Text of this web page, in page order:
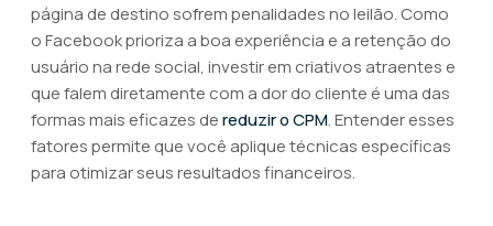
página de destino sofrem penalidades no leilão. Como
o Facebook prioriza a boa experiência e a retenção do
usuário na rede social, investir em criativos atraentes e
que falem diretamente com a dor do cliente é uma das
formas mais eficazes dereduzir o CPM. Entender esses
fatores permite que você aplique técnicas específicas
para otimizar seus resultados financeiros.